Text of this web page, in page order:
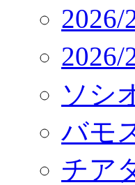
ソシ
バモ
チア